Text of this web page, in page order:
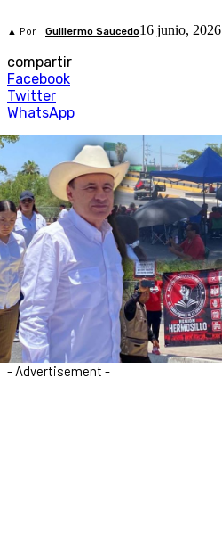
▲ Por Guillermo Saucedo16 junio, 2026
compartir
Facebook
Twitter
WhatsApp
- Advertisement -